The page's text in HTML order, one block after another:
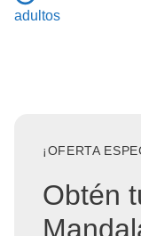
adultos
¡OFERTA
Obtén